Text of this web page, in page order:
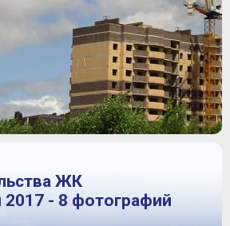
ЖК
- 8 фотографий